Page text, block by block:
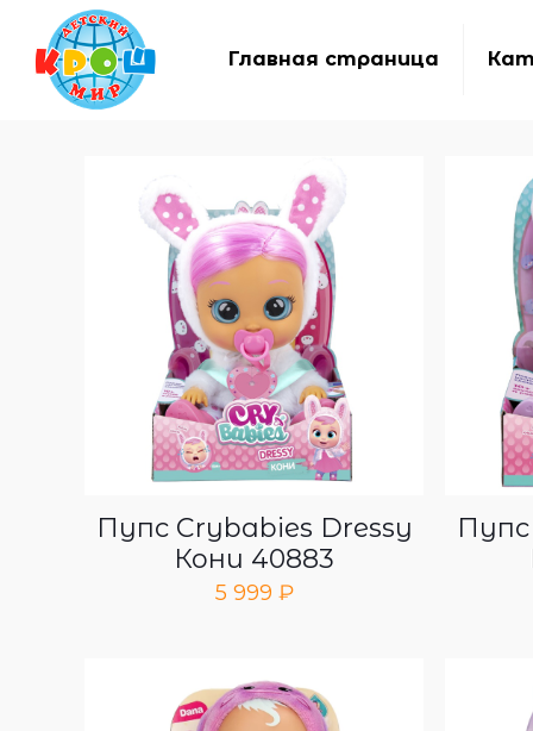
Главная страница
Пупс Crybabies Dressy
Кони 40883
5 999 ₽